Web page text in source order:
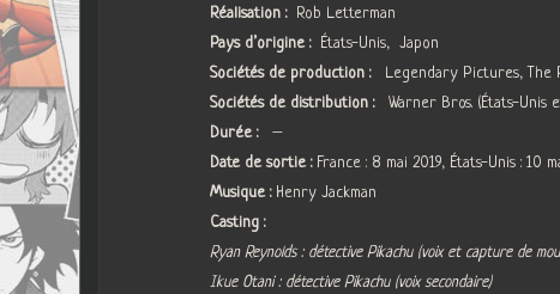
Réalisation : Rob Letterman
Pays d’origine : États-Unis, Japon
Sociétés de production :
Legendary Pictures, The
Sociétés de distribution :
Warner Bros. (États-Unis
Durée :
–
Date de sortie : France : 8 mai 2019, États-Unis : 10
Musique : Henry Jackman
Casting :
Ryan Reynolds : détective Pikachu (voix et capture de
Ikue Otani : détective Pikachu (voix secondaire)